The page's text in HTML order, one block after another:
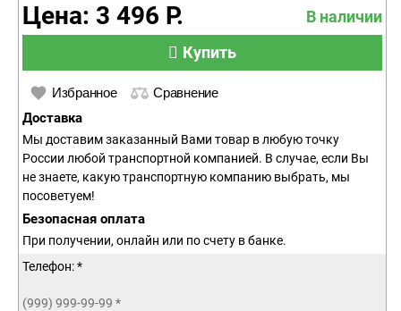
Цена: 3 496 Р.
В наличии
Купить
Избранное Сравнение
Доставка
Мы доставим заказанный Вами товар в любую точку
России любой транспортной компанией. В случае, если Вы
не знаете, какую транспортную компанию выбрать, мы
посоветуем!
Безопасная оплата
При получении, онлайн или по счету в банке.
Телефон: *
(999) 999-99-99 *